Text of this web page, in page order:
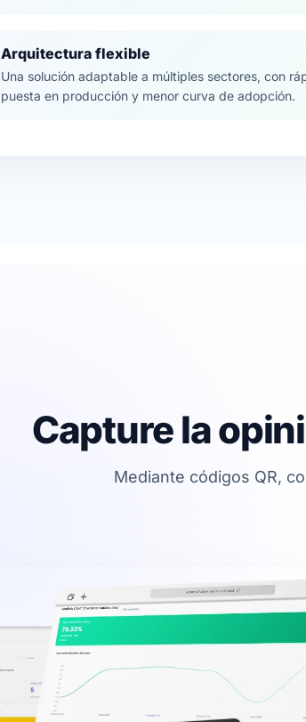
Arquitectura flexible
Una solución adaptable a múltiples sectores, con
puesta en producción y menor curva de adopción.
Capture la
Mediante códigos QR,